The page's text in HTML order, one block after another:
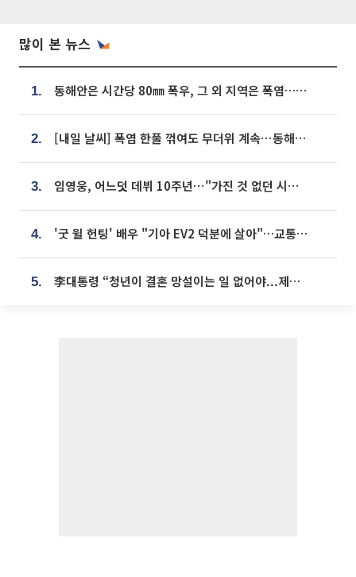
많이 본 뉴스
1. 동해안은 시간당 80㎜ 폭우, 그 외 지역은 폭염…‘극과 극 날씨’
2. [내일 날씨] 폭염 한풀 꺾여도 무더위 계속⋯동해안 이틀 연속 비
3. 임영웅, 어느덧 데뷔 10주년⋯"가진 것 없던 시절, 내 앞엔 20명의 팬뿐"
4. '굿 윌 헌팅' 배우 "기아 EV2 덕분에 살아"…교통사고 후 안전성 극찬
5. 李대통령 “청년이 결혼 망설이는 일 없어야...제도상 불이익 조사”